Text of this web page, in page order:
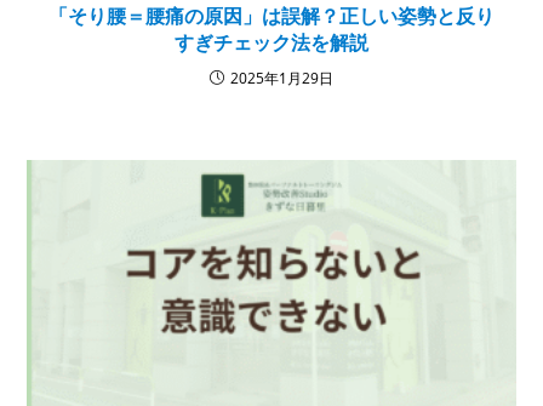
「そり腰＝腰痛の原因」は誤解？正しい姿勢と反り
すぎチェック法を解説
2025年1月29日